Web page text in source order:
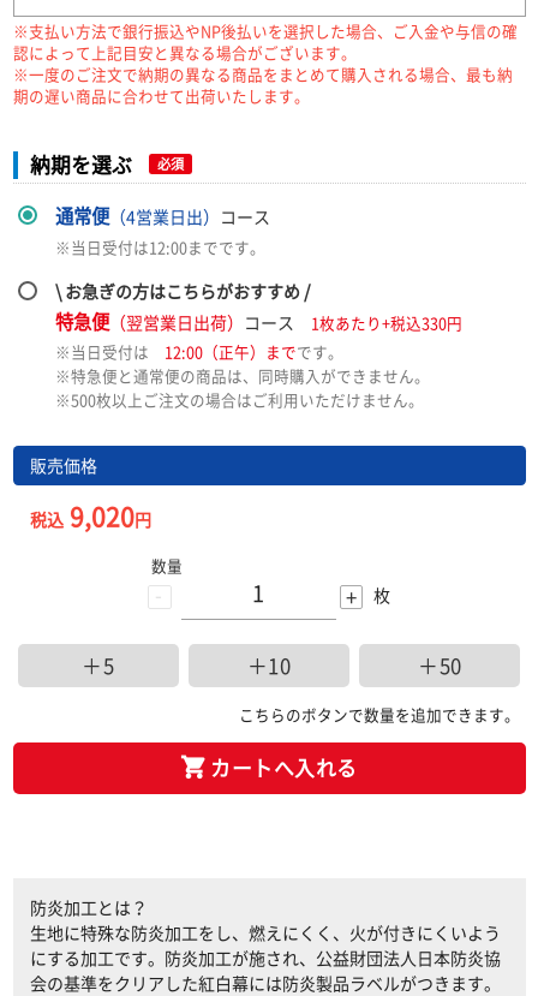
※支払い方法で銀行振込やNP後払いを選択した場合、ご入金や与信の確
認によって上記目安と異なる場合がございます。
※一度のご注文で納期の異なる商品をまとめて購入される場合、最も納
期の遅い商品に合わせて出荷いたします。
納期を選ぶ 必須
通常便（4営業日出） コース
※当日受付は12:00までです。
\ お急ぎの方はこちらがおすすめ /
特急便（翌営業日出荷） コース
1枚あたり+税込330円
※当日受付は 12:00（正午）までです。
※特急便と通常便の商品は、同時購入ができません。
※500枚以上ご注文の場合はご利用いただけません。
販売価格
税込9,020円
-
数量
+ 枚
＋5 ＋10 ＋50
こちらのボタンで数量を追加できます。
カートへ入れる
防炎加工とは？
生地に特殊な防炎加工をし、燃えにくく、火が付きにくいよう
にする加工です。防炎加工が施され、公益財団法人日本防炎協
会の基準をクリアした紅白幕には防炎製品ラベルがつきます。